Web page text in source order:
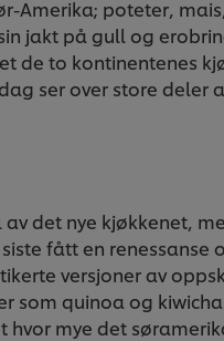
Amerika; poteter,
jakt på gull og
de to kontinentenes
ser over store deler
det nye kjøkkenet,
fått en renessanse
versjoner av
som quinoa og
hvor mye det